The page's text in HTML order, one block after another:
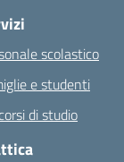
scolastico
e studenti
di studio